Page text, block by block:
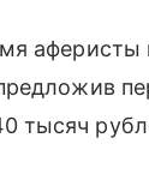
аферисты
тысяч